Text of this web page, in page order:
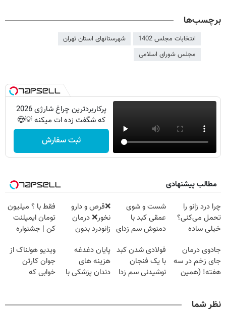
برچسب‌ها
انتخابات مجلس 1402
شهرستانهای استان تهران
مجلس شورای اسلامی
پرکاربردترین چراغ شارژی 2026
که شگفت زده ات میکنه 💡😍
ثبت سفارش
مطالب پیشنهادی
چرا درد زانو را
تحمل می‌کنی؟
خیلی ساده
کن
شست و شوی
عمقی کبد با
دمنوش سم زدای
❌قرص‌ و دارو
نخور❌ درمان
زانودرد بدون
فقط با ؟ میلیون
تومان ایمپلنت
کن | جشنواره
جادوی درمان
جای زخم در سه
هفته! (همین
فولادی شدن کبد
با یک فنجان
نوشیدنی سم زدا
پایان دغدغه
هزینه های
دندان پزشکی با
ویدیو هولناک از
جوان کارتن
خوابی که
نظر شما